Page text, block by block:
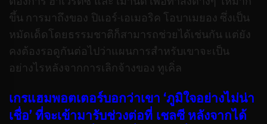
ขึ้น การมาถึงของ ปิแอร์-เอเมอริค โอบาเมยอง ซึ่งเป็น
หมัดเด็ดโดยธรรมชาติก็สามารถช่วยได้เช่นกัน แต่ยัง
คงต้องรอดูกันต่อไปว่าแผนการสำหรับเขาจะเป็น
อย่างไรหลังจากการเลิกจ้างของ ทูเคิ่ล
เกรแฮมพอตเตอร์บอกว่าเขา ‘ภูมิใจอย่างไม่น่า
เชื่อ’ ที่จะเข้ามารับช่วงต่อที่ เชลซี หลังจากได้